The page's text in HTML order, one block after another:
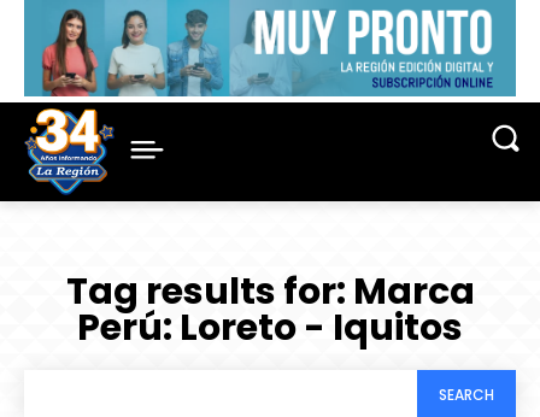
Tag results for: Marca
Perú: Loreto - Iquitos
SEARCH